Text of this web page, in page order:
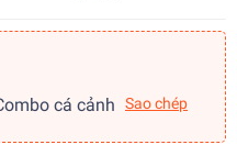
cá cảnh Sao chép